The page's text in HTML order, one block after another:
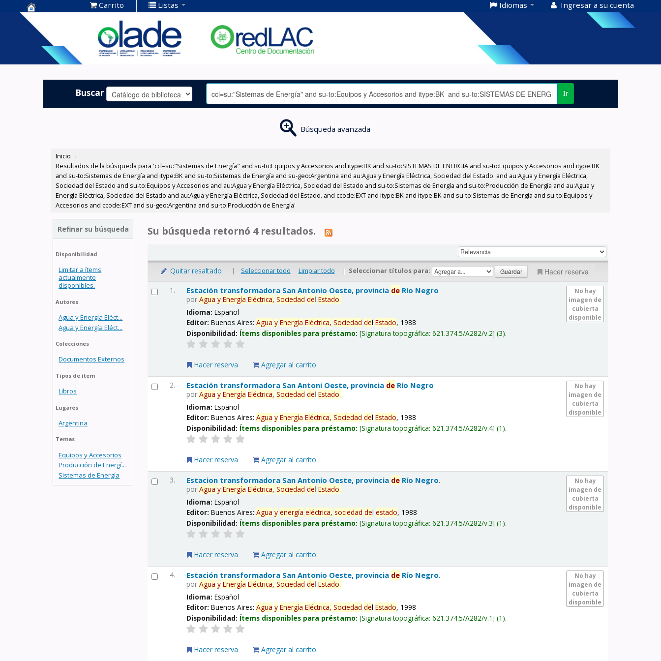
Centro de
Documentación
OLADE -
Carrito Listas Idiomas Ingresar a su cuenta
Buscar Ir
Búsqueda avanzada
Inicio ›
Resultados de la búsqueda para 'ccl=su:"Sistemas de Energía" and su-to:Equipos y Accesorios and itype:BK and su-to:SISTEMAS DE ENERGIA and su-to:Equipos y Accesorios and itype:BK
and su-to:Sistemas de Energía and itype:BK and su-to:Sistemas de Energía and su-geo:Argentina and au:Agua y Energía Eléctrica, Sociedad del Estado. and au:Agua y Energía Eléctrica,
Sociedad del Estado and su-to:Equipos y Accesorios and au:Agua y Energía Eléctrica, Sociedad del Estado and su-to:Sistemas de Energía and su-to:Producción de Energía and au:Agua y
Energía Eléctrica, Sociedad del Estado and au:Agua y Energía Eléctrica, Sociedad del Estado. and ccode:EXT and itype:BK and itype:BK and su-to:Sistemas de Energía and su-to:Equipos y
Accesorios and ccode:EXT and su-geo:Argentina and su-to:Producción de Energía'
Refinar su búsqueda
Disponibilidad
Limitar a ítems
actualmente
disponibles.
Autores
Agua y Energía Eléct...
Agua y Energía Eléct...
Colecciones
Documentos Externos
Tipos de ítem
Libros
Lugares
Argentina
Temas
Equipos y Accesorios
Producción de Energí...
Sistemas de Energía
Su búsqueda retornó 4 resultados.
Quitar resaltado | Seleccionar todo Limpiar todo | Seleccionar títulos para: Hacer reserva
1.
No hay
imagen de
cubierta
disponible
Estación transformadora San Antonio Oeste, provincia de Río Negro
porAgua y Energía Eléctrica, Sociedad delEstado.
Idioma:Español
Editor:Buenos Aires:Agua y Energía Eléctrica, Sociedad delEstado, 1988
Disponibilidad: Ítems disponibles para préstamo: Signatura topográfica:621.374.5/A282/v.2 (3).
Hacer reserva Agregar al carrito
2.
No hay
imagen de
cubierta
disponible
Estación transformadora San Antoni Oeste, provincia de Río Negro
porAgua y Energía Eléctrica, Sociedad delEstado.
Idioma:Español
Editor:Buenos Aires:Agua y Energía Eléctrica, Sociedad delEstado, 1988
Disponibilidad: Ítems disponibles para préstamo: Signatura topográfica:621.374.5/A282/v.4 (1).
Hacer reserva Agregar al carrito
3.
No hay
imagen de
cubierta
disponible
Estacion transformadora San Antonio Oeste, provincia de Río Negro.
porAgua y Energía Eléctrica, Sociedad delEstado.
Idioma:Español
Editor:Buenos Aires:Agua y energía eléctrica, sociedad delestado, 1988
Disponibilidad: Ítems disponibles para préstamo: Signatura topográfica:621.374.5/A282/v.3 (1).
Hacer reserva Agregar al carrito
4.
No hay
imagen de
cubierta
disponible
Estación transformadora San Antonio Oeste, provincia de Río Negro.
porAgua y Energía Eléctrica, Sociedad delEstado.
Idioma:Español
Editor:Buenos Aires:Agua y Energía Eléctrica, Sociedad delEstado, 1998
Disponibilidad: Ítems disponibles para préstamo: Signatura topográfica:621.374.5/A282/v.1 (1).
Hacer reserva Agregar al carrito